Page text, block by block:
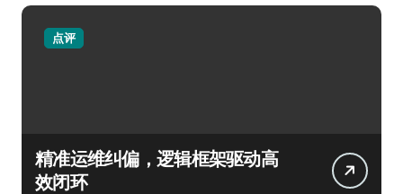
点评
精准运维纠偏，逻辑框架驱动高
效闭环